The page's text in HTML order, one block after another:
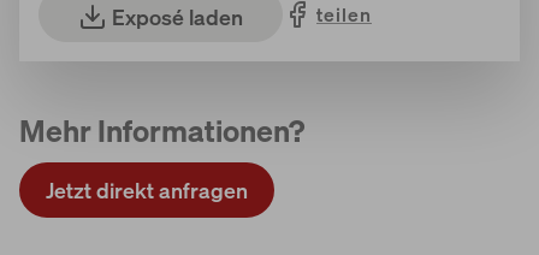
Exposé laden teilen
Mehr Informationen?
Jetzt direkt anfragen